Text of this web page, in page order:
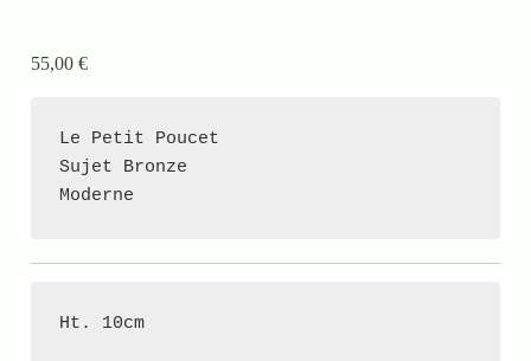
55,00€
Le Petit Poucet
Sujet Bronze
Moderne
Ht. 10cm